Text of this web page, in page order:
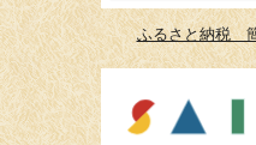
ふるさと納税